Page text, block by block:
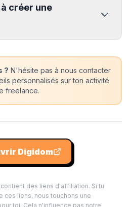
créer une
? N'hésite pas à nous contacter
personnalisés sur ton activité
freelance.
Digidom
des liens d'affiliation. Si tu
ces liens, nous touchons une
toi. Cela n'influence pas notre